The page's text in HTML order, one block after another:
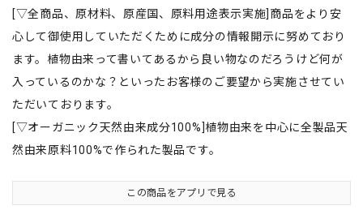
[▽全商品、原材料、原産国、原料用途表示実施]商品をより安
心して御使用していただくために成分の情報開示に努めており
ます。植物由来って書いてあるから良い物なのだろうけど何が
入っているのかな？といったお客様のご要望から実施させてい
ただいております。
[▽オーガニック天然由来成分100%]植物由来を中心に全製品天
然由来原料100%で作られた製品です。
この商品をアプリで見る